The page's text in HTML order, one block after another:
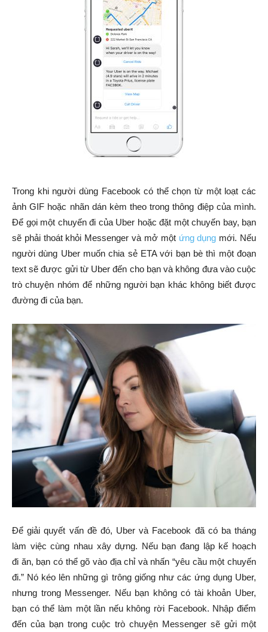
Trong khi người dùng Facebook có thể chọn từ một loạt các
ảnh GIF hoặc nhãn dán kèm theo trong thông điệp của mình.
Để gọi một chuyến đi của Uber hoặc đặt một chuyến bay, bạn
sẽ phải thoát khỏi Messenger và mở một ứng dụng mới. Nếu
người dùng Uber muốn chia sẻ ETA với bạn bè thì một đoạn
text sẽ được gửi từ Uber đến cho bạn và không đưa vào cuộc
trò chuyện nhóm để những người bạn khác không biết được
đường đi của bạn.
Để giải quyết vấn đề đó, Uber và Facebook đã có ba tháng
làm việc cùng nhau xây dựng. Nếu bạn đang lập kế hoạch
đi ăn, bạn có thể gõ vào địa chỉ và nhấn “yêu cầu một chuyến
đi.” Nó kéo lên những gì trông giống như các ứng dụng Uber,
nhưng trong Messenger. Nếu bạn không có tài khoản Uber,
bạn có thể làm một lần nếu không rời Facebook. Nhập điểm
đến của bạn trong cuộc trò chuyện Messenger sẽ gửi một